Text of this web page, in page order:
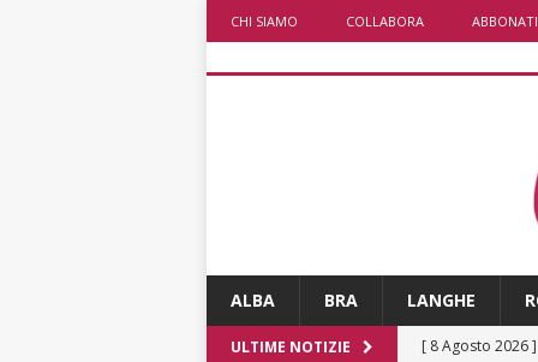
CHI SIAMO COLLABORA ABBONATI
ALBA BRA LANGHE
ULTIME NOTIZIE [ 8 Agosto 2026 ]